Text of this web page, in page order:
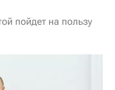
пойдет на пользу